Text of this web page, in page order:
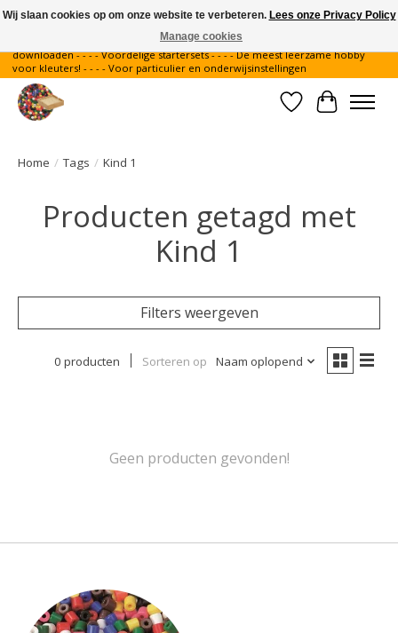
Gratis verzending binnen Nederland - - - - Legvoorbeelden gratis te
downloaden - - - - Voordelige startersets - - - - De meest leerzame hobby
voor kleuters! - - - - Voor particulier en onderwijsinstellingen
Verlanglijst
Home / Tags / Kind 1
Producten getagd met
Kind 1
Filters weergeven
0 producten Sorteren op Naam oplopend
Geen producten gevonden!
Wij slaan cookies op om onze website te verbeteren. Lees onze Privacy Policy
Manage cookies